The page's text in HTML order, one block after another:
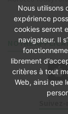
NOTRE
Nous utilisons
expérience
cookies seront
navigateur. Il
librement
critères à tout
Web, ainsi que